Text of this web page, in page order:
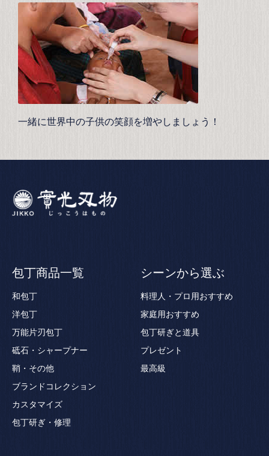
一緒に世界中の子供の笑顔を増やしましょう！
包丁商品一覧
和包丁
洋包丁
万能片刃包丁
砥石・シャープナー
鞘・その他
ブランドコレクション
カスタマイズ
包丁研ぎ・修理
シーンから選ぶ
料理人・プロ用おすすめ
家庭用おすすめ
包丁研ぎと道具
プレゼント
最高級